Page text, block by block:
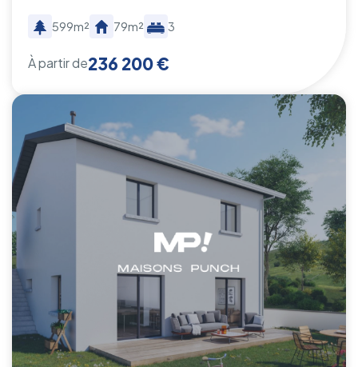
599m² 79m² 3
À partir de236 200 €